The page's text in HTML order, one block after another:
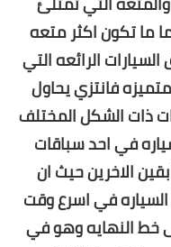
ما تكون اكثر متعه
الرائعه التي
فانتزي يحاول
ذات الشكل المختلف
في احد سباقات
الاخرين حيث ان
السياره في اسرع وقت
خط النهايه وهو في